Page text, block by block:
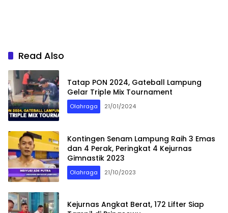
Read Also
Tatap PON 2024, Gateball Lampung
Gelar Triple Mix Tournament
Olahraga 21/01/2024
Kontingen Senam Lampung Raih 3 Emas
dan 4 Perak, Peringkat 4 Kejurnas
Gimnastik 2023
Olahraga 21/10/2023
Kejurnas Angkat Berat, 172 Lifter Siap